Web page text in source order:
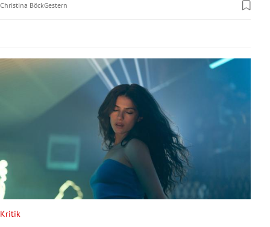
Untermenü
Untermenü
Christina BöckGestern
Kritik